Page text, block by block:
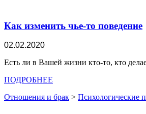
Как изменить чье-то поведение
02.02.2020
Есть ли в Вашей жизни кто-то, кто
ПОДРОБНЕЕ
Отношения и брак > Психологические